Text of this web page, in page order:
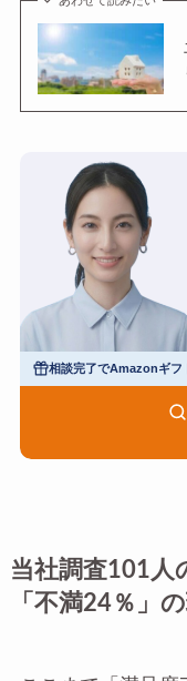
相談完了でAmazonギフ
当社調査101人
「不満24％」